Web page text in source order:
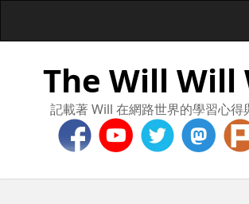
The Will Will
記載著 Will 在網路世界的學習心得